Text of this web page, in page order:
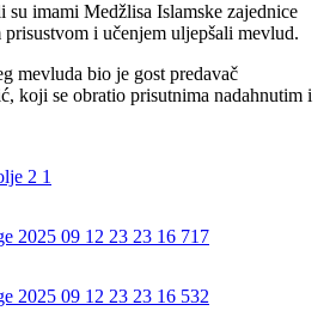
su imami Medžlisa Islamske zajednice
i učenjem uljepšali mevlud.
mevluda bio je gost predavač
koji se obratio prisutnima nadahnutim i